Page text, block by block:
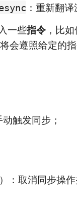
：重新翻
一些指令 ，比
会遵照给定的
触发同步；
）：取消同步操